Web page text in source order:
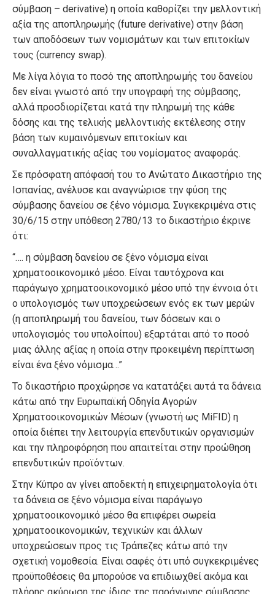
σύμβαση – derivative) η οποία καθορίζει την μελλοντική
αξία της αποπληρωμής (future derivative) στην βάση
των αποδόσεων των νομισμάτων και των επιτοκίων
τους (currency swap).
Με λίγα λόγια το ποσό της αποπληρωμής του δανείου
δεν είναι γνωστό από την υπογραφή της σύμβασης,
αλλά προσδιορίζεται κατά την πληρωμή της κάθε
δόσης και της τελικής μελλοντικής εκτέλεσης στην
βάση των κυμαινόμενων επιτοκίων και
συναλλαγματικής αξίας του νομίσματος αναφοράς.
Σε πρόσφατη απόφασή του το Ανώτατο Δικαστήριο της
Ισπανίας, ανέλυσε και αναγνώρισε την φύση της
σύμβασης δανείου σε ξένο νόμισμα. Συγκεκριμένα στις
30/6/15 στην υπόθεση 2780/13 το δικαστήριο έκρινε
ότι:
“…. η σύμβαση δανείου σε ξένο νόμισμα είναι
χρηματοοικονομικό μέσο. Είναι ταυτόχρονα και
παράγωγο χρηματοοικονομικό μέσο υπό την έννοια ότι
ο υπολογισμός των υποχρεώσεων ενός εκ των μερών
(η αποπληρωμή του δανείου, των δόσεων και ο
υπολογισμός του υπολοίπου) εξαρτάται από το ποσό
μιας άλλης αξίας η οποία στην προκειμένη περίπτωση
είναι ένα ξένο νόμισμα…”
Το δικαστήριο προχώρησε να κατατάξει αυτά τα δάνεια
κάτω από την Ευρωπαϊκή Οδηγία Αγορών
Χρηματοοικονομικών Μέσων (γνωστή ως MiFID) η
οποία διέπει την λειτουργία επενδυτικών οργανισμών
και την πληροφόρηση που απαιτείται στην προώθηση
επενδυτικών προϊόντων.
Στην Κύπρο αν γίνει αποδεκτή η επιχειρηματολογία ότι
τα δάνεια σε ξένο νόμισμα είναι παράγωγο
χρηματοοικονομικό μέσο θα επιφέρει σωρεία
χρηματοοικονομικών, τεχνικών και άλλων
υποχρεώσεων προς τις Τράπεζες κάτω από την
σχετική νομοθεσία. Είναι σαφές ότι υπό συγκεκριμένες
προϋποθέσεις θα μπορούσε να επιδιωχθεί ακόμα και
πλήρης ακύρωση της ίδιας της παράγωγης σύμβασης.